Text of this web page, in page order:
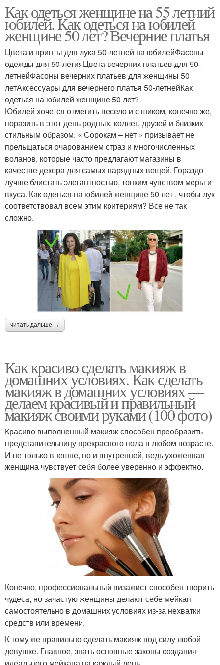
Как одеться женщине на 55 летний
юбилей. Как одеться на юбилей
женщине 50 лет? Вечерние платья
Цвета и принты для лука 50-летней на юбилейФасоны
одежды для 50-летияЦвета вечерних платьев для 50-
летнейФасоны вечерних платьев для женщины 50
летАксессуары для вечернего платья 50-летнейКак
одеться на юбилей женщине 50 лет?
Юбилей хочется отметить весело и с шиком, конечно же,
поразить в этот день родных, коллег, друзей и близких
стильным образом. « Сорокам – нет » призывает не
прельщаться очарованием страз и многочисленных
воланов, которые часто предлагают магазины в
качестве декора для самых нарядных вещей. Гораздо
лучше блистать элегантностью, тонким чувством меры и
вкуса. Как одеться на юбилей женщине 50 лет , чтобы лук
соответствовал всем этим критериям? Все не так
сложно.
читать дальше →
Как красиво сделать макияж в
домашних условиях. Как сделать
макияж в домашних условиях —
делаем красивый и правильный
макияж своими руками (100 фото)
Красиво выполненный макияж способен преобразить
представительницу прекрасного пола в любом возрасте.
И не только внешне, но и внутренней, ведь ухоженная
женщина чувствует себя более уверенно и эффектно.
Конечно, профессиональный визажист способен творить
чудеса, но зачастую женщины делают себе мейкап
самостоятельно в домашних условиях из-за нехватки
средств или времени.
К тому же правильно сделать макияж под силу любой
девушке. Главное, знать основные законы создания